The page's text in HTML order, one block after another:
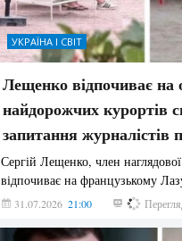
УКРАЇНА І СВІТ
Лещенко відпочиває на
найдорожчих курортів
запитання журналістів
Сергій Лещенко, член
відпочиває на французькому
31.07.2026 21:00 204